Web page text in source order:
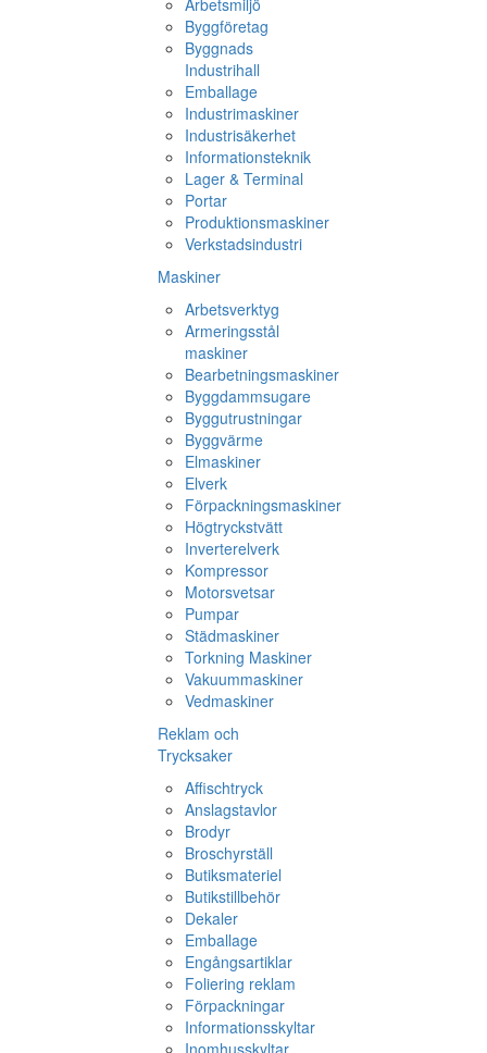
Arbetsmiljö
Byggföretag
Byggnads
Industrihall
Emballage
Industrimaskiner
Industrisäkerhet
Informationsteknik
Lager & Terminal
Portar
Produktionsmaskiner
Verkstadsindustri
Maskiner
Arbetsverktyg
Armeringsstål
maskiner
Bearbetningsmaskiner
Byggdammsugare
Byggutrustningar
Byggvärme
Elmaskiner
Elverk
Förpackningsmaskiner
Högtryckstvätt
Inverterelverk
Kompressor
Motorsvetsar
Pumpar
Städmaskiner
Torkning Maskiner
Vakuummaskiner
Vedmaskiner
Reklam och
Trycksaker
Affischtryck
Anslagstavlor
Brodyr
Broschyrställ
Butiksmateriel
Butikstillbehör
Dekaler
Emballage
Engångsartiklar
Foliering reklam
Förpackningar
Informationsskyltar
Inomhusskyltar